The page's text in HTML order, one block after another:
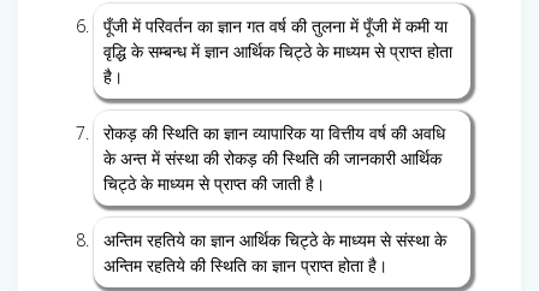
पूँजी में परिवर्तन का ज्ञान गत वर्ष की तुलना में पूँजी में कमी या
वृद्धि के सम्बन्ध में ज्ञान आर्थिक चिट्ठे के माध्यम से प्राप्त होता
है।
रोकड़ की स्थिति का ज्ञान व्यापारिक या वित्तीय वर्ष की अवधि
के अन्त में संस्था की रोकड़ की स्थिति की जानकारी आर्थिक
चिट्ठे के माध्यम से प्राप्त की जाती है।
अन्तिम रहतिये का ज्ञान आर्थिक चिट्ठे के माध्यम से संस्था के
अन्तिम रहतिये की स्थिति का ज्ञान प्राप्त होता है।